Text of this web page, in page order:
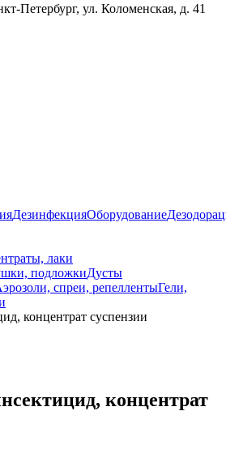
Петербург, ул. Коломенская, д. 41
ДезинфекцияОборудование
лаки
подложкиДусты
спреи, репеллентыГели,
концентрат суспензии
концентрат